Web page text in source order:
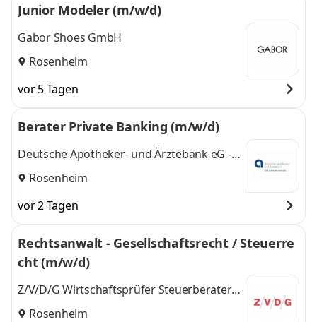
Junior Modeler (m/w/d)
Gabor Shoes GmbH
Rosenheim
vor 5 Tagen
Berater Private Banking (m/w/d)
Deutsche Apotheker- und Ärztebank eG -
apoBank
Rosenheim
vor 2 Tagen
Rechtsanwalt - Gesellschaftsrecht / Steuerre
cht (m/w/d)
Z/V/D/G Wirtschaftsprüfer Steuerberater
PartmbB Hubert & Heubusch
Rosenheim